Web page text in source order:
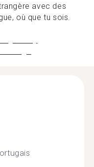
avec des
où que tu sois.